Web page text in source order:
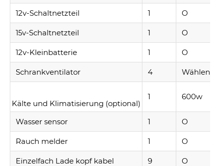
12v-Schaltnetzteil
1 O
15v-Schaltnetzteil 1 O
12v-Kleinbatterie 1 O
Schrankventilator 4 Wählen
Kälte und Klimatisierung (optional)
1 600w
Wasser sensor 1 O
Rauch melder 1 O
Einzelfach Lade kopf kabel 9 O